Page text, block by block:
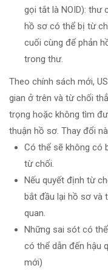
gọi tắt là NOID): thư
hồ sơ có thể bị từ
cuối cùng để phản
trong thư.
Theo chính sách mới,
gian ở trên và từ chối
trọng hoặc không tìm
thuận hồ sơ. Thay đổi
Có thể sẽ không có
từ chối.
Nếu quyết định từ
bắt đầu lại hồ sơ và
quan.
Những sai sót có
có thể dẫn đến hậu
mới)